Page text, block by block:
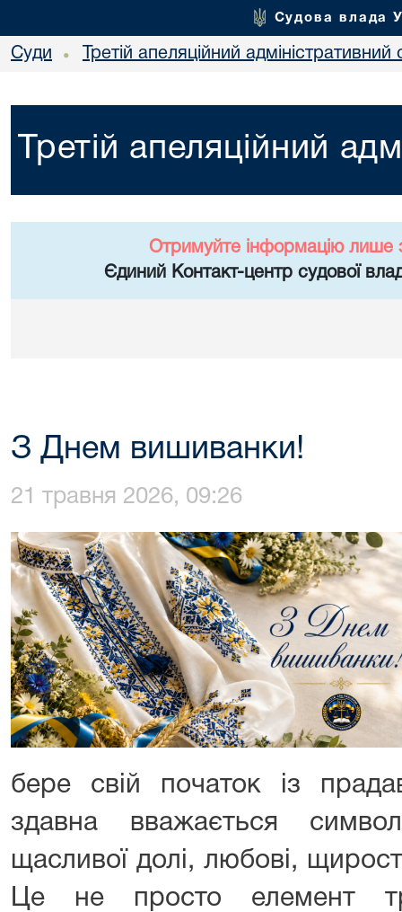
Судова влада
Суди • Третій апеляційний адміністративний
Третій апеляційний
Отримуйте інформацію лише
Єдиний Контакт-центр судової
З Днем вишиванки!
21 травня 2026, 09:26
бере свій початок із
здавна вважається
щасливої долі, любові,
Це не просто елемент